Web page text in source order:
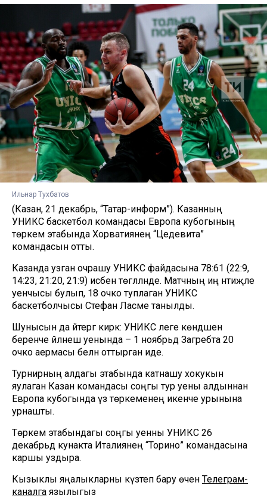
Ильнар Тухбатов
(Казан, 21 декабрь, “Татар-информ”). Казанның
УНИКС баскетбол командасы Европа кубогының
төркем этабында Хорватиянең “Цедевита”
командасын отты.
Казанда узган очрашу УНИКС файдасына 78:61 (22:9,
14:23, 21:20, 21:9) исәбенә төгәлләнде. Матчның иң нәтиҗәле
уенчысы булып, 18 очко туплаган УНИКС
баскетболчысы Стефан Ласме танылды.
Шунысын да әйтергә кирәк: УНИКС әлеге көндәшенә
беренче әйләнеш уенында – 1 ноябрьдә Загребта 20
очко аермасы белән оттырган иде.
Турнирның алдагы этабында катнашу хокукын
яулаган Казан командасы соңгы тур уены алдыннан
Европа кубогында үз төркеменең икенче урынына
урнашты.
Төркем этабындагы соңгы уенны УНИКС 26
декабрьдә кунакта Италиянең “Торино” командасына
каршы уздыра.
Кызыклы яңалыкларны күзәтеп бару өчен Телеграм-
каналга язылыгыз